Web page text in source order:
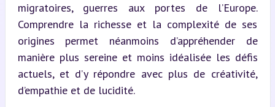
migratoires, guerres aux portes de l’Europe.
Comprendre la richesse et la complexité de ses
origines permet néanmoins d’appréhender de
manière plus sereine et moins idéalisée les défis
actuels, et d’y répondre avec plus de créativité,
d’empathie et de lucidité.